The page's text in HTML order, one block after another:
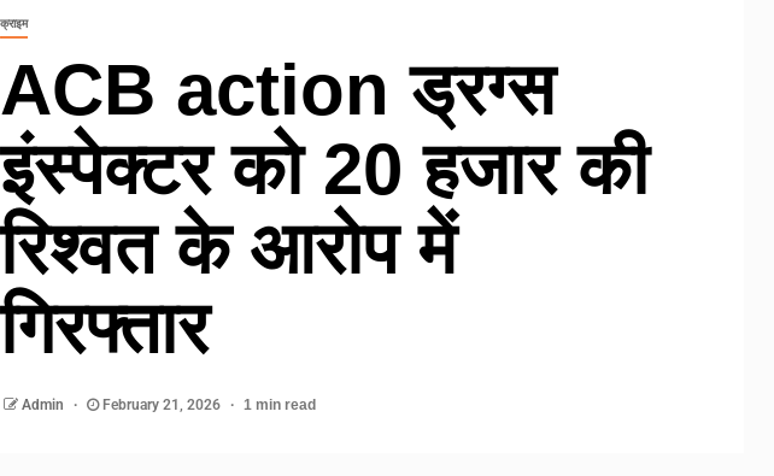
क्राइम
ACB action ड्रग्स
इंस्पेक्टर को 20 हजार की
रिश्वत के आरोप में
गिरफ्तार
Admin February 21, 2026 1 min read